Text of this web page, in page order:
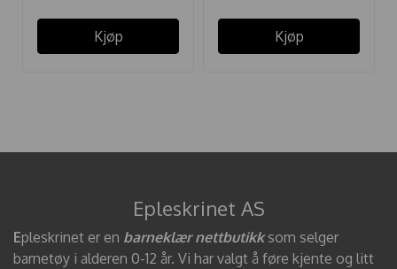
Kjøp Kjøp
Epleskrinet AS
Epleskrinet er en barneklær nettbutikksom selger
barnetøy i alderen 0-12 år. Vi har valgt å føre kjente og litt